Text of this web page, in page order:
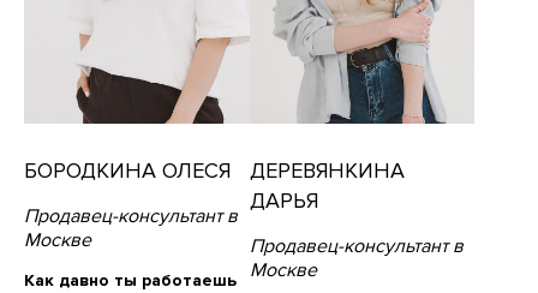
БОРОДКИНА ОЛЕСЯ
Продавец-консультант в
Москве
Как давно ты работаешь
ДЕРЕВЯНКИНА
ДАРЬЯ
Продавец-консультант в
Москве